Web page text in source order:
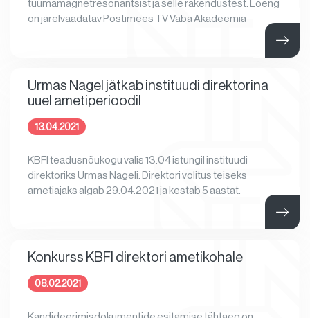
tuumamagnetresonantsist ja selle rakendustest. Loeng
on järelvaadatav Postimees TV Vaba Akadeemia
Urmas Nagel jätkab instituudi direktorina
uuel ametiperioodil
13.04.2021
KBFI teadusnõukogu valis 13.04 istungil instituudi
direktoriks Urmas Nageli. Direktori volitus teiseks
ametiajaks algab 29.04.2021 ja kestab 5 aastat.
Konkurss KBFI direktori ametikohale
08.02.2021